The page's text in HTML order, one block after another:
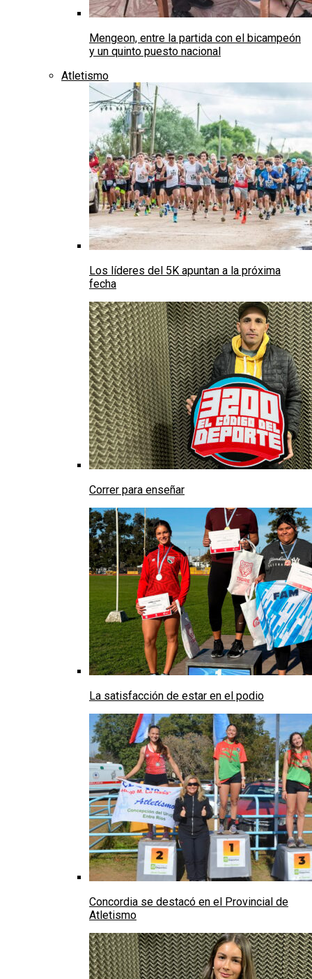
Mengeon, entre la partida con el bicampeón
y un quinto puesto nacional
Atletismo
Los líderes del 5K apuntan a la próxima
fecha
Correr para enseñar
La satisfacción de estar en el podio
Concordia se destacó en el Provincial de
Atletismo